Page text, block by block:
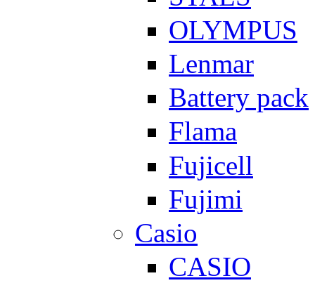
OLYMPUS
Lenmar
Battery pack
Flama
Fujicell
Fujimi
Casio
CASIO